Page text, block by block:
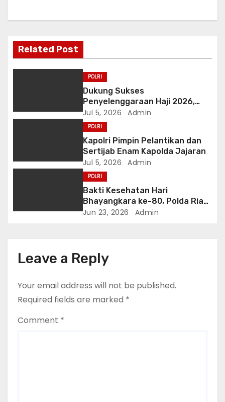
v
g
t
n
Related Post
POLRI
Dukung Sukses
Penyelenggaraan Haji 2026,
Polri Terima Penghargaan dari
Kementerian Haji dan Umrah RI
Jul 5, 2026 Admin
POLRI
Kapolri Pimpin Pelantikan dan
Sertijab Enam Kapolda Jajaran
Jul 5, 2026 Admin
POLRI
Bakti Kesehatan Hari
Bhayangkara ke-80, Polda Riau
Gelar 14 Layanan Medis
Jun 23, 2026 Admin
Leave a Reply
Your email address will not be published.
Required fields are marked *
Comment *